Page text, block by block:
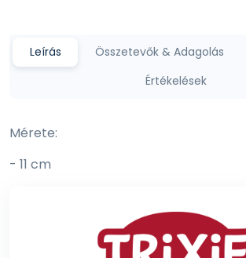
Leírás Összetevők & Adagolás
Értékelések
Mérete:
- 11 cm